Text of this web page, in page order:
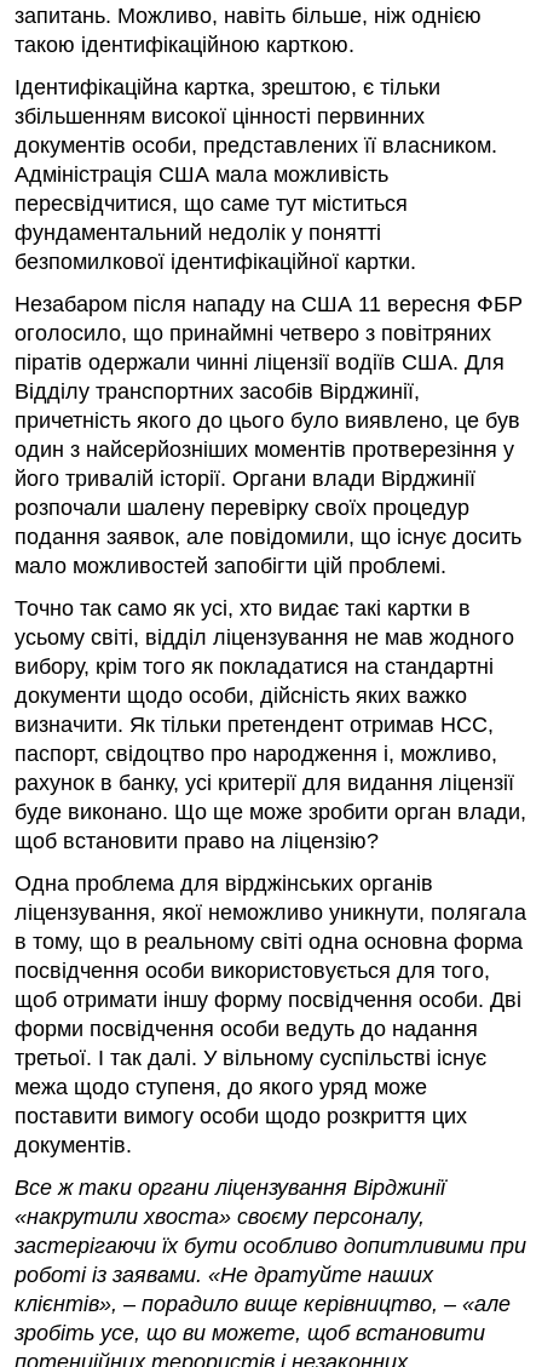
запитань. Можливо, навіть більше, ніж однією
такою ідентифікаційною карткою.
Ідентифікаційна картка, зрештою, є тільки
збільшенням високої цінності первинних
документів особи, представлених її власником.
Адміністрація США мала можливість
пересвідчитися, що саме тут міститься
фундаментальний недолік у понятті
безпомилкової ідентифікаційної картки.
Незабаром після нападу на США 11 вересня ФБР
оголосило, що принаймні четверо з повітряних
піратів одержали чинні ліцензії водіїв США. Для
Відділу транспортних засобів Вірджинії,
причетність якого до цього було виявлено, це був
один з найсерйозніших моментів протверезіння у
його тривалій історії. Органи влади Вірджинії
розпочали шалену перевірку своїх процедур
подання заявок, але повідомили, що існує досить
мало можливостей запобігти цій проблемі.
Точно так само як усі, хто видає такі картки в
усьому світі, відділ ліцензування не мав жодного
вибору, крім того як покладатися на стандартні
документи щодо особи, дійсність яких важко
визначити. Як тільки претендент отримав НСС,
паспорт, свідоцтво про народження і, можливо,
рахунок в банку, усі критерії для видання ліцензії
буде виконано. Що ще може зробити орган влади,
щоб встановити право на ліцензію?
Одна проблема для вірджінських органів
ліцензування, якої неможливо уникнути, полягала
в тому, що в реальному світі одна основна форма
посвідчення особи використовується для того,
щоб отримати іншу форму посвідчення особи. Дві
форми посвідчення особи ведуть до надання
третьої. І так далі. У вільному суспільстві існує
межа щодо ступеня, до якого уряд може
поставити вимогу особи щодо розкриття цих
документів.
Все ж таки органи ліцензування Вірджинії
«накрутили хвоста» своєму персоналу,
застерігаючи їх бути особливо допитливими при
роботі із заявами. «Не дратуйте наших
клієнтів», – порадило вище керівництво, – «але
зробіть усе, що ви можете, щоб встановити
потенційних терористів і незаконних